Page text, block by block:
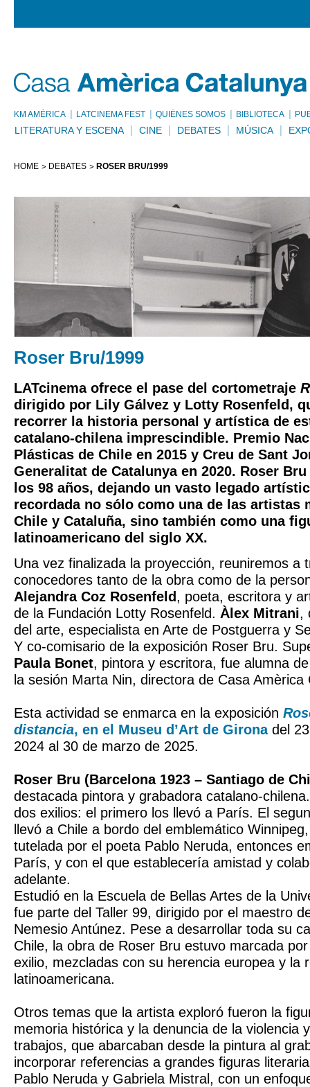
KM AMÈRICA LATCINEMA FEST QUIÉNES SOMOS BIBLIOTECA
LITERATURA Y ESCENA CINE DEBATES MÚSICA
HOME DEBATES ROSER BRU/1999
Roser Bru/1999
LATcinema ofrece el pase del cortometraje
dirigido por Lily Gálvez y Lotty Rosenfeld,
recorrer la historia personal y artística de
catalano-chilena imprescindible. Premio
Plásticas de Chile en 2015 y Creu de Sant
Generalitat de Catalunya en 2020. Roser
los 98 años, dejando un vasto legado
recordada no sólo como una de las artistas
Chile y Cataluña, sino también como una
latinoamericano del siglo XX.
Una vez finalizada la proyección, reuniremos a
conocedores tanto de la obra como de la
Alejandra Coz Rosenfeld, poeta, escritora y
de la Fundación Lotty Rosenfeld. Àlex Mitrani,
del arte, especialista en Arte de Postguerra y
Y co-comisario de la exposición Roser Bru.
Paula Bonet, pintora y escritora, fue alumna
la sesión Marta Nin, directora de Casa Amèrica
Esta actividad se enmarca en la exposición
distancia, en el Museu d’Art de Gironadel 23
2024 al 30 de marzo de 2025.
Roser Bru (Barcelona 1923 – Santiago de
destacada pintora y grabadora catalano-
dos exilios: el primero los llevó a París. El
llevó a Chile a bordo del emblemático
tutelada por el poeta Pablo Neruda, entonces
París, y con el que establecería amistad y
adelante.
Estudió en la Escuela de Bellas Artes de la
fue parte del Taller 99, dirigido por el maestro
Nemesio Antúnez. Pese a desarrollar toda su
Chile, la obra de Roser Bru estuvo marcada
exilio, mezcladas con su herencia europea y la
latinoamericana.
Otros temas que la artista exploró fueron la
memoria histórica y la denuncia de la violencia
trabajos, que abarcaban desde la pintura al
incorporar referencias a grandes figuras
Pablo Neruda y Gabriela Mistral, con un